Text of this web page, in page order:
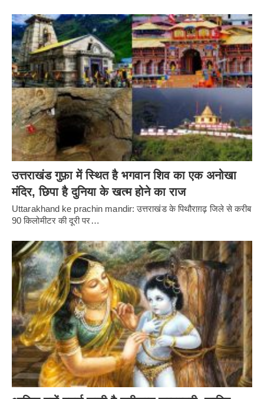
उत्तराखंड गुफ़ा में स्थित है भगवान शिव का एक अनोखा
मंदिर, छिपा है दुनिया के खत्म होने का राज
Uttarakhand ke prachin mandir: उत्तराखंड के पिथौराग़ढ़ जिले से करीब
90 किलोमीटर की दूरी पर…